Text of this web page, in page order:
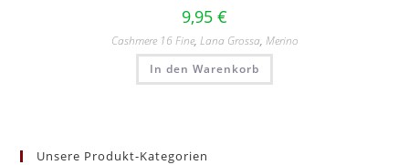
9,95 €
Cashmere 16 Fine, Lana Grossa, Merino
In den Warenkorb
Unsere Produkt-Kategorien